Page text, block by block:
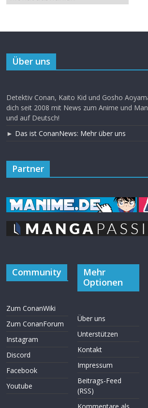
Über uns
Detektiv Conan, Kaito Kid und Gosho
dich seit 2008 mit News zum Anime und
und auf Deutsch!
► Das ist ConanNews: Mehr über uns
Partner
Community
Zum ConanWiki
Zum ConanForum
Instagram
Discord
Facebook
Youtube
Mehr
Optionen
Über uns
Unterstützen
Kontakt
Impressum
Beitrags-Feed
(RSS)
Kommentare als